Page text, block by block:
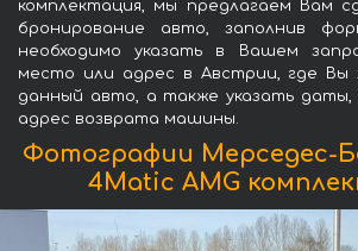
комплектация, мы предлагаем Вам
бронирование авто, заполнив
необходимо указать в Вашем
место или адрес в Австрии, где Вы
данный авто, а также указать даты,
адрес возврата машины.
Фотографии Мерседес-
4Matic AMG